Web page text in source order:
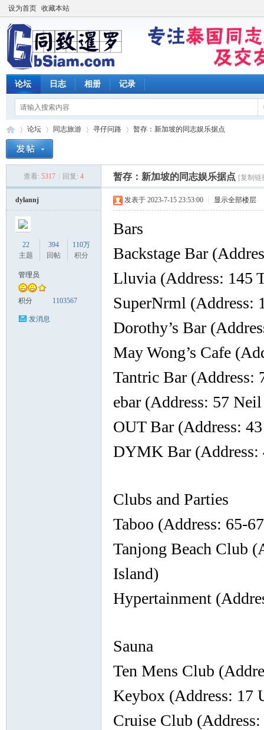
设为首页 收藏本站
论坛 日志 相册 记录
论坛
›
同志旅游
›
寻仔问路
›
暂存：新加坡的同志娱乐据点
查看: 5317 回复: 4 暂存：新加坡的同志娱乐据点 [复制链
dylannj
22
主题
394
回帖
110万
积分
管理员
积分 1103567
发消息
发表于 2023-7-15 23:53:00 显示全部楼层
Bars
Backstage Bar
Lluvia (Address: 145
SuperNrml (Address:
Dorothy’s Bar
May Wong’s Cafe
Tantric Bar (Address:
ebar (Address: 57
OUT Bar (Address:
DYMK Bar (Address:
Clubs and Parties
Taboo (Address: 65-
Tanjong Beach Club
Island)
Hypertainment
Sauna
Ten Mens Club
Keybox (Address: 17
Cruise Club